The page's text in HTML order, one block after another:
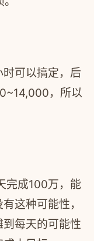
可以搞定，后
，所以
完成100万，能
这种可能性，
每天的可能性